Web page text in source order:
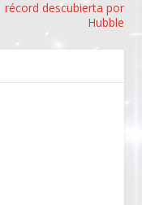
récord descubierta por
Hubble